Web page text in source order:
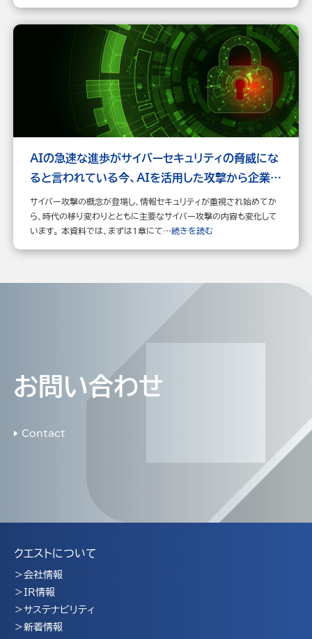
AIの急速な進歩がサイバーセキュリティの脅威にな
ると言われている今、AIを活用した攻撃から企業を
どう守るか？
サイバー攻撃の概念が登場し、情報セキュリティが重視され始めてか
ら、時代の移り変わりとともに主要なサイバー攻撃の内容も変化して
います。 本資料では、まずは1章にて…続きを読む
お問い合わせ
▶ Contact
クエストについて
会社情報
IR情報
サステナビリティ
新着情報